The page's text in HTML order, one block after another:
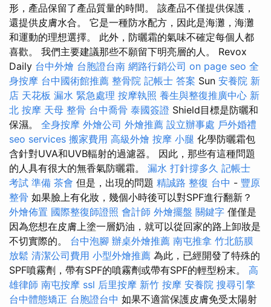
形，產品保留了產品質量的時間。 該產品不僅提供保護，
還提供皮膚水合。 它是一種防水配方，因此是海灘，海灘
和運動的理想選擇。 此外，防曬霜的氣味不確定每個人都
喜歡。 我們主要建議那些不願留下明亮層的人。 Revox
Daily 台中外燴 台胞證台南 網路行銷公司 on page seo 全
身按摩 台中國術館推薦 整骨院 記帳士 答案 Sun 安養院 新
店 天花板 漏水 緊急處理 按摩執照 養生與整復推廣中心 新
北 按摩 天母 整骨 台中喬骨 泰國簽證 Shield目標是防曬和
保濕。 全身按摩 外燴公司 外燴推薦 設立辦事處 戶外婚禮
seo services 搬家費用 高級外燴 按摩 小腿 化學防曬霜包
含針對UVA和UVB輻射的過濾器。 因此，那些有這種問題
的人具有很大的無香氣防曬霜。 漏水 打針撐多久 記帳士
考試 準備 茶會 但是，出現的問題 精誠路 整復 台中 - 豐原
整骨 如果臉上有化妝，幾個小時後可以對SPF進行翻新？
外燴佈置 國際整復師證照 會計師 外燴擺盤 關鍵字 僅僅是
因為您想在皮膚上塗一層奶油，就可以從回家的路上卸妝是
不切實際的。 台中泡腳 辦桌外燴推薦 南屯推拿 竹北筋膜
放鬆 清潔公司費用 小型外燴推薦 為此，已經開發了特殊的
SPF噴霧劑，帶有SPF的噴霧劑或帶有SPF的輕型粉末。 高
雄律師 南屯按摩 ssl 后里按摩 新竹 按摩 安養院 搜尋引擎
台中體態矯正 台胞證台中 如果不適當保護皮膚免受太陽射